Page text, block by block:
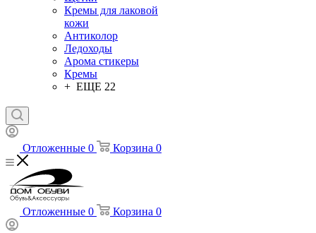
Кремы для лаковой
кожи
Антиколор
Ледоходы
Арома стикеры
Кремы
+ ЕЩЕ 22
Отложенные 0 Корзина 0
Отложенные 0 Корзина 0